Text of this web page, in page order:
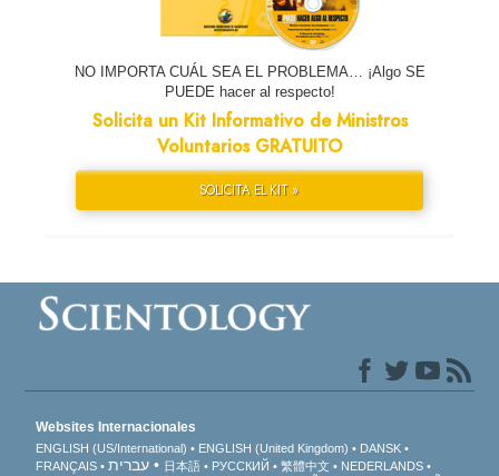
NO IMPORTA CUÁL SEA EL PROBLEMA… ¡Algo SE
PUEDE hacer al respecto!
Solicita un Kit Informativo de Ministros
Voluntarios GRATUITO
SOLICITA EL KIT »
Websites Internacionales
ENGLISH (US/International) ENGLISH (United Kingdom)
DANSK
FRANÇAIS
עברית 日本語 РУССКИЙ 繁體中文
NEDERLANDS